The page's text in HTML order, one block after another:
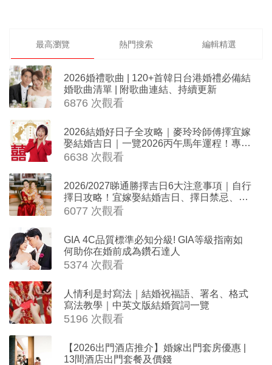
最高瀏覽 熱門搜索 編輯精選
2026婚禮歌曲 | 120+首韓日台港婚禮必備結
婚歌曲清單 | 附歌曲連結、持續更新
6876 次觀看
2026結婚好日子全攻略｜麥玲玲師傅擇宜嫁
娶結婚吉日｜一覽2026丙午馬年運程！專業
擇日結婚+避開沖煞生肖指南
6638 次觀看
2026/2027睇通勝擇吉日6大注意事項｜自行
擇日攻略！宜嫁娶結婚吉日、擇日禁忌、相
沖生肖一覽
6077 次觀看
GIA 4C品質標準必知分級! GIA等級指南如
何助你在婚前成為鑽石達人
5374 次觀看
人情利是封寫法｜結婚祝福語、署名、格式
寫法教學｜中英文版結婚賀詞一覽
5196 次觀看
【2026出門酒店推介】婚嫁出門套房優惠 |
13間酒店出門套餐及價錢